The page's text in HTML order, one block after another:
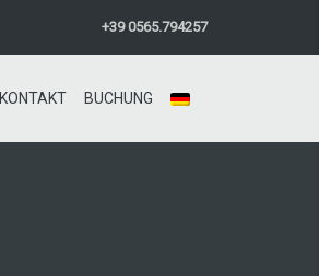
+39 0565.794257
KONTAKT BUCHUNG